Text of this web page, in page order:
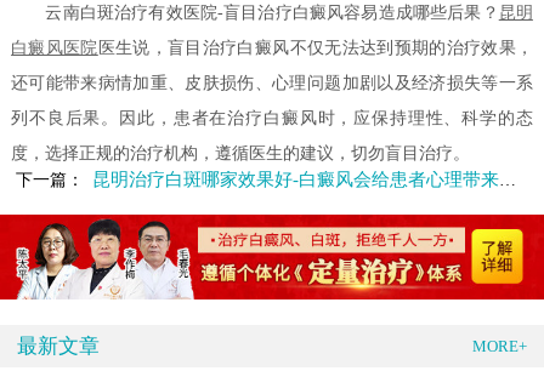
云南白斑治疗有效医院-盲目治疗白癜风容易造成哪些后果？ 昆明
白癜风医院 医生说，盲目治疗白癜风不仅无法达到预期的治疗效果，
还可能带来病情加重、皮肤损伤、心理问题加剧以及经济损失等一系
列不良后果。因此，患者在治疗白癜风时，应保持理性、科学的态
度，选择正规的治疗机构，遵循医生的建议，切勿盲目治疗。
下一篇：
昆明治疗白斑哪家效果好-白癜风会给患者心理带来哪些危害
最新文章 MORE+